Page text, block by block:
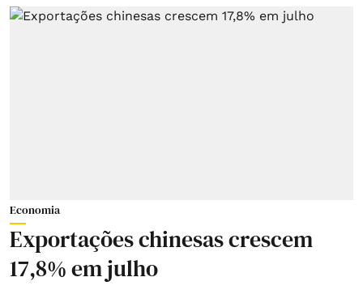
Economia
Exportações chinesas crescem
17,8% em julho